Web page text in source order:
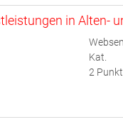
in Alten-
Kat.
2